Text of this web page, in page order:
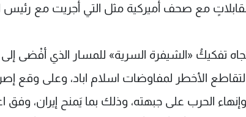
مع صحف أميركية مثل التي أجريت مع رئيس
تفكيكُ «الشيفرة السرية» للمسار الذي أفْضى إلى
الأخطر لمفاوضات اسلام اباد، وعلى وقع
الحرب على جبهته، وذلك بما يَمنح إيران، وفق